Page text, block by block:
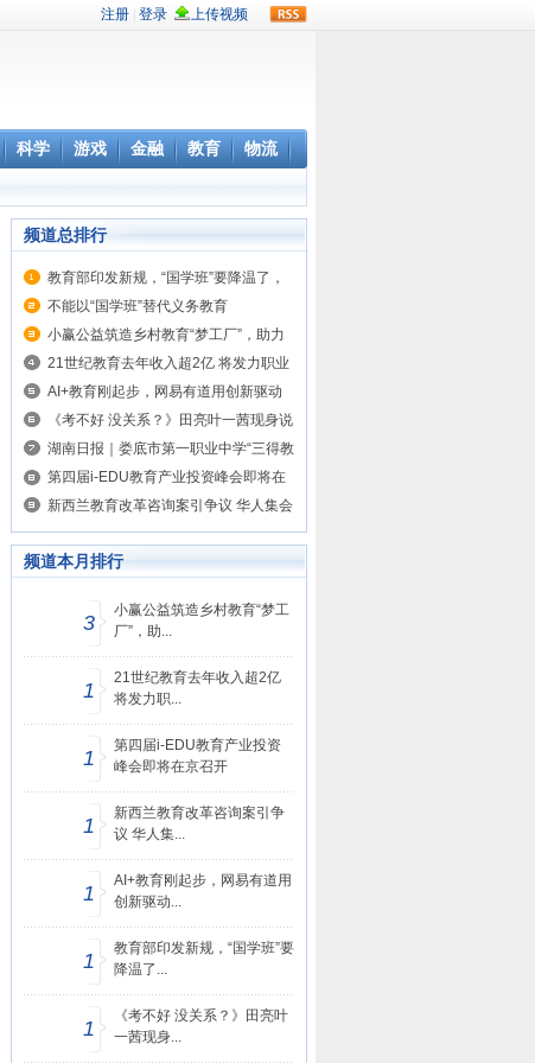
科学 游戏 金融 教育 物流
频道总排行
教育部印发新规，“国学班”要降温了，
让孩子回归真正的
不能以“国学班”替代义务教育
小赢公益筑造乡村教育“梦工厂”，助力
乡村寄宿制学校发
21世纪教育去年收入超2亿 将发力职业
教育和素质教育
AI+教育刚起步，网易有道用创新驱动
行业发展
《考不好 没关系？》田亮叶一茜现身说
法谈教育
湖南日报｜娄底市第一职业中学“三得教
育”探索中职教育
第四届i-EDU教育产业投资峰会即将在
京召开
新西兰教育改革咨询案引争议 华人集会
签名反对
频道本月排行
3
小赢公益筑造乡村教育“梦工
厂”，助...
1
21世纪教育去年收入超2亿
将发力职...
1
第四届i-EDU教育产业投资
峰会即将在京召开
1
新西兰教育改革咨询案引争
议 华人集...
1
AI+教育刚起步，网易有道用
创新驱动...
1
教育部印发新规，“国学班”要
降温了...
1
《考不好 没关系？》田亮叶
一茜现身...